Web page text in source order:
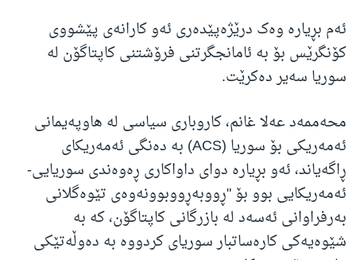
ئەم بڕیارە وەک درێژەپێدەری ئەو کارانەی پێشووی
کۆنگرێس بۆ بە ئامانجگرتنی فرۆشتنی کاپتاگۆن لە
سوریا سەیر دەکرێت.
محەممەد عەلا غانم، کاروباری سیاسی لە هاوپەیمانی
ئەمەریکی بۆ سوریا (ACS) بە دەنگی ئەمەریکای
ڕاگەیاند، ئەو بڕیارە دوای داواکاری ڕەوەندی سوریایی-
ئەمەریکایی بوو بۆ "ڕووبەڕووبوونەوەی تێوەگلانی
بەرفراوانی ئەسەد لە بازرگانی کاپتاگۆن، کە بە
شێوەیەکی کارەساتبار سوریای کردووە بە دەوڵەتێکی